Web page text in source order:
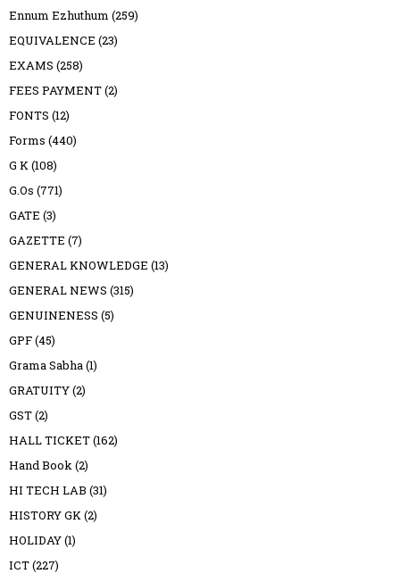
Ennum Ezhuthum (259)
EQUIVALENCE (23)
EXAMS (258)
FEES PAYMENT(2)
FONTS (12)
Forms (440)
G K(108)
G.Os (771)
GATE (3)
GAZETTE (7)
GENERAL KNOWLEDGE (13)
GENERAL NEWS (315)
GENUINENESS (5)
GPF(45)
Grama Sabha(1)
GRATUITY(2)
GST(2)
HALL TICKET(162)
Hand Book(2)
HI TECH LAB (31)
HISTORY GK(2)
HOLIDAY(1)
ICT(227)